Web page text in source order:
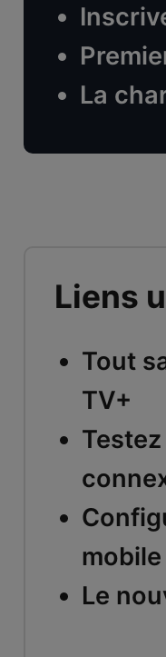
La
Liens
Tout
TV+
mobile
Le